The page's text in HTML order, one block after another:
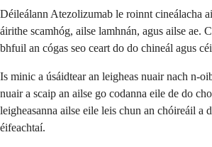
Déileálann Atezolizumab le roinnt cineálacha
áirithe scamhóg, ailse lamhnán, agus ailse ae.
bhfuil an cógas seo ceart do do chineál agus
Is minic a úsáidtear an leigheas nuair nach n-
nuair a scaip an ailse go codanna eile de do
leigheasanna ailse eile leis chun an chóireáil a
éifeachtaí.